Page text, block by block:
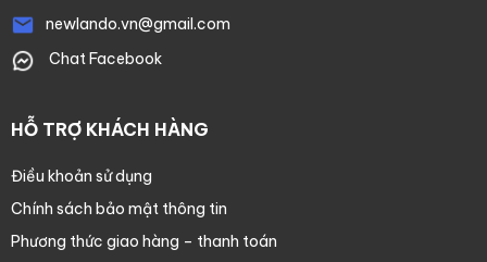
newlando.vn@gmail.com
Chat Facebook
HỖ TRỢ KHÁCH HÀNG
Điều khoản sử dụng
Chính sách bảo mật thông tin
Phương thức giao hàng – thanh toán